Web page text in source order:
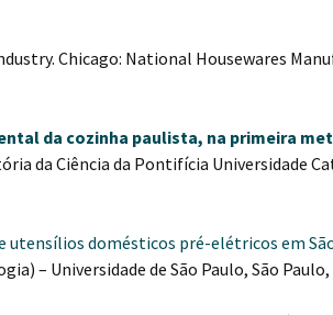
Chicago: National Housewares
da cozinha paulista, na primeira
da Ciência da Pontifícia Universidade
utensílios domésticos pré-elétricos em
– Universidade de São Paulo, São Paulo,